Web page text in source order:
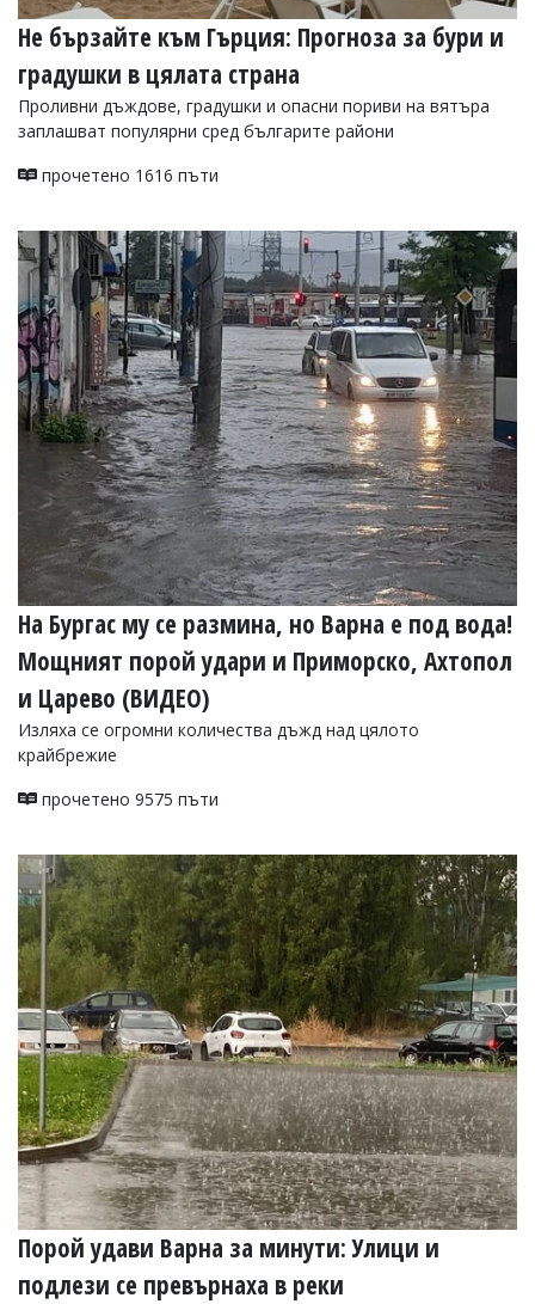
Не бързайте към Гърция: Прогноза за бури и
градушки в цялата страна
Проливни дъждове, градушки и опасни пориви на вятъра
заплашват популярни сред българите райони
прочетено 1616 пъти
На Бургас му се размина, но Варна е под вода!
Мощният порой удари и Приморско, Ахтопол
и Царево (ВИДЕО)
Изляха се огромни количества дъжд над цялото
крайбрежие
прочетено 9575 пъти
Порой удави Варна за минути: Улици и
подлези се превърнаха в реки